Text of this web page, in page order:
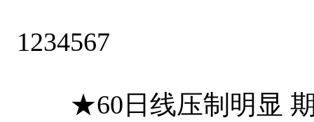
1234567
★60日线压制明显 期